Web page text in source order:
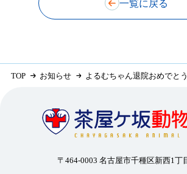
一覧に戻る
TOP お知らせ よるむちゃん退院おめでとう
〒464-0003 名古屋市千種区新西1丁